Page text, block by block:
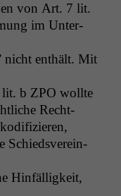
von Art. 7 lit.
im Unter­
nicht enthält. Mit
b ZPO wollte
Recht­
kod­i­fizieren,
Schiedsvere­in­
Hin­fäl­ligkeit,